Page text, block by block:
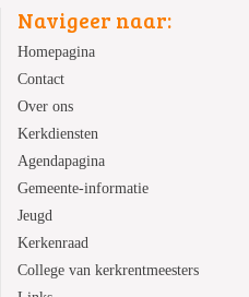
Navigeer naar:
Homepagina
Contact
Over ons
Kerkdiensten
Agendapagina
Gemeente-informatie
Jeugd
Kerkenraad
College van kerkrentmeesters